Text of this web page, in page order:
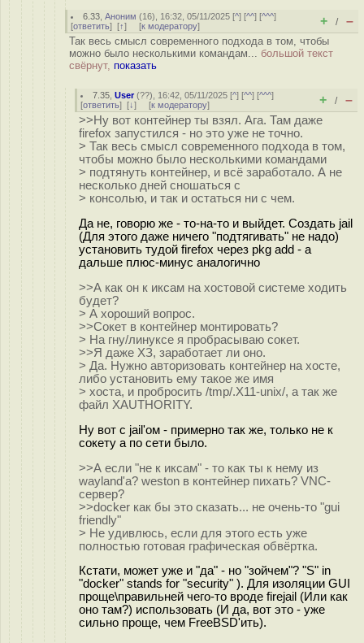
6.33 ,Аноним (16), 16:32, 05/11/2025 [^] [^^] [^^^]
[ответить] [↑] [к модератору] + / –
Так весь смысл современного подхода в том, чтобы
можно было несколькими командам... большой текст
свёрнут, показать
7.35 ,User(??), 16:42, 05/11/2025 [^] [^^] [^^^]
[ответить] [↓] [к модератору] + / –
>>Ну вот контейнер ты взял. Ага. Там даже
firefox запустился - но это уже не точно.
> Так весь смысл современного подхода в том,
чтобы можно было несколькими командами
> подтянуть контейнер, и всё заработало. А не
несколько дней сношаться с
> консолью, и так и остаться ни с чем.
Да не, говорю же - то-на-то и выйдет. Создать jail
(Для этого даже ничего "подтягивать" не надо)
установить тудой firefox через pkg add - а
дальше плюс-минус аналогично
>>А как он к иксам на хостовой системе ходить
будет?
> А хороший вопрос.
>>Сокет в контейнер монтировать?
> На гну/линуксе я пробрасываю сокет.
>>Я даже ХЗ, заработает ли оно.
> Да. Нужно авторизовать контейнер на хосте,
либо установить ему такое же имя
> хоста, и пробросить /tmp/.X11-unix/, а так же
файл XAUTHORITY.
Ну вот с jail'ом - примерно так же, только не к
сокету а по сети было.
>>А если "не к иксам" - то как ты к нему из
wayland'а? weston в контейнер пихать? VNC-
сервер?
>>docker как бы это сказать... не очень-то "gui
friendly"
> Не удивлюсь, если для этого есть уже
полностью готовая графическая обвёртка.
Кстати, может уже и "да" - но "зойчем"? "S" in
"docker" stands for "security" ). Для изоляции GUI
проще\правильней чего-то вроде firejail (Или как
оно там?) использовать (И да, вот это - уже
сильно проще, чем FreeBSD'ить).